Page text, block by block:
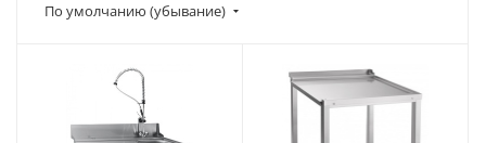
По умолчанию (убывание)